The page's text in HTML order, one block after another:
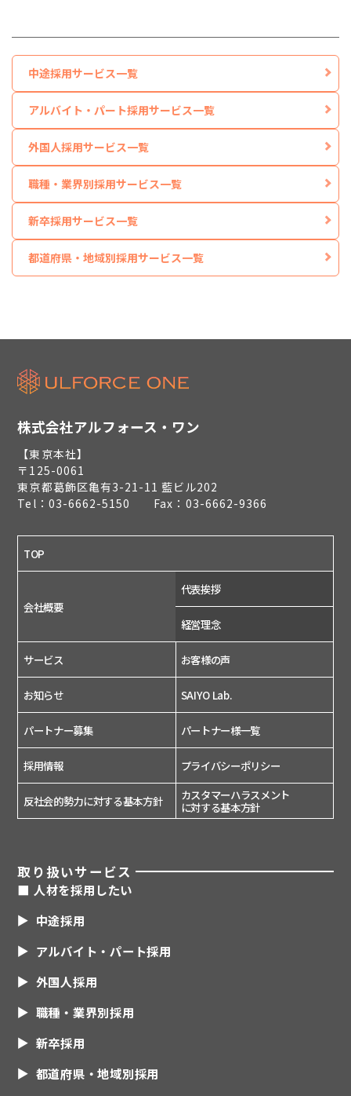
中途採用サービス一覧
アルバイト・パート採用サービス一覧
外国人採用サービス一覧
職種・業界別採用サービス一覧
新卒採用サービス一覧
都道府県・地域別採用サービス一覧
株式会社アルフォース・ワン
【東京本社】
〒125-0061
東京都葛飾区亀有3-21-11 藍ビル202
Tel：03-6662-5150 Fax：03-6662-9366
TOP
会社概要
代表挨拶
経営理念
サービス お客様の声
お知らせ SAIYO Lab.
パートナー募集 パートナー様一覧
採用情報 プライバシーポリシー
反社会的勢力に対する基本方針
カスタマーハラスメント
に対する基本方針
取り扱いサービス
■ 人材を採用したい
中途採用
アルバイト・パート採用
外国人採用
職種・業界別採用
新卒採用
都道府県・地域別採用